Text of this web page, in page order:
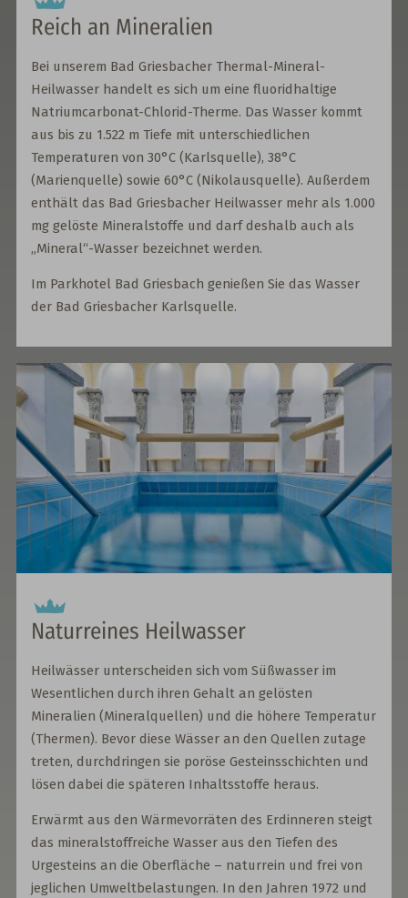
Reich an Mineralien
Bei unserem Bad Griesbacher Thermal-Mineral-
Heilwasser handelt es sich um eine fluoridhaltige
Natriumcarbonat-Chlorid-Therme. Das Wasser kommt
aus bis zu 1.522 m Tiefe mit unterschiedlichen
Temperaturen von 30°C (Karlsquelle), 38°C
(Marienquelle) sowie 60°C (Nikolausquelle). Außerdem
enthält das Bad Griesbacher Heilwasser mehr als 1.000
mg gelöste Mineralstoffe und darf deshalb auch als
„Mineral“-Wasser bezeichnet werden.
Im Parkhotel Bad Griesbach genießen Sie das Wasser
der Bad Griesbacher Karlsquelle.
Naturreines Heilwasser
Heilwässer unterscheiden sich vom Süßwasser im
Wesentlichen durch ihren Gehalt an gelösten
Mineralien (Mineralquellen) und die höhere Temperatur
(Thermen). Bevor diese Wässer an den Quellen zutage
treten, durchdringen sie poröse Gesteinsschichten und
lösen dabei die späteren Inhaltsstoffe heraus.
Erwärmt aus den Wärmevorräten des Erdinneren steigt
das mineralstoffreiche Wasser aus den Tiefen des
Urgesteins an die Oberfläche – naturrein und frei von
jeglichen Umweltbelastungen. In den Jahren 1972 und